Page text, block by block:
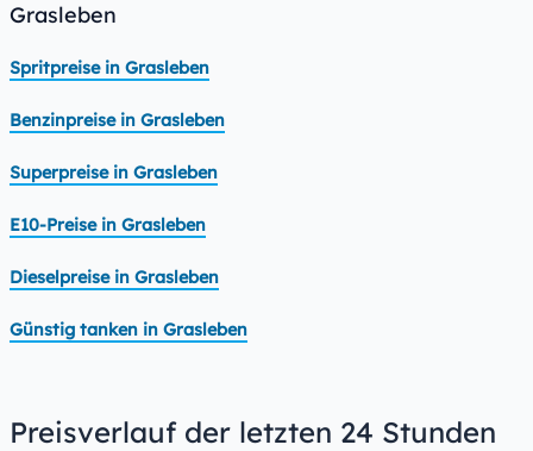
Grasleben
Spritpreise in Grasleben
Benzinpreise in Grasleben
Superpreise in Grasleben
E10-Preise in Grasleben
Dieselpreise in Grasleben
Günstig tanken in Grasleben
Preisverlauf der letzten 24 Stunden